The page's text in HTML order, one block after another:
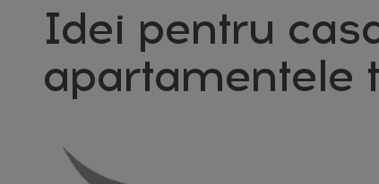
Idei pentru
apartamentele